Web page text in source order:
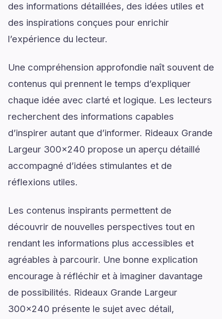
des informations détaillées, des idées utiles et
des inspirations conçues pour enrichir
l’expérience du lecteur.
Une compréhension approfondie naît souvent de
contenus qui prennent le temps d’expliquer
chaque idée avec clarté et logique. Les lecteurs
recherchent des informations capables
d’inspirer autant que d’informer. Rideaux Grande
Largeur 300x240 propose un aperçu détaillé
accompagné d’idées stimulantes et de
réflexions utiles.
Les contenus inspirants permettent de
découvrir de nouvelles perspectives tout en
rendant les informations plus accessibles et
agréables à parcourir. Une bonne explication
encourage à réfléchir et à imaginer davantage
de possibilités. Rideaux Grande Largeur
300x240 présente le sujet avec détail,